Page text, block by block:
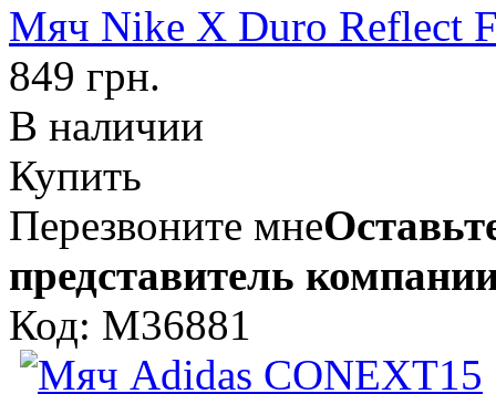
Мяч Nike X Duro Reflect
849 грн.
В наличии
Купить
Перезвоните мне
представитель
Код: M36881